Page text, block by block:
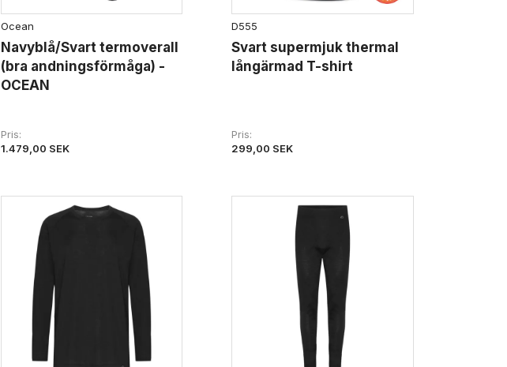
Ocean
Navyblå/Svart termoverall
(bra andningsförmåga) -
OCEAN
Pris
1.479,00 SEK
D555
Svart supermjuk thermal
långärmad T-shirt
Pris
299,00 SEK